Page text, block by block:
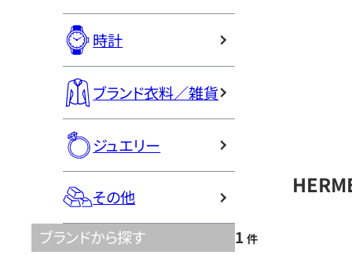
時計
ブランド衣料／雑貨
ジュエリー
その他
ブランドから探す
1 件